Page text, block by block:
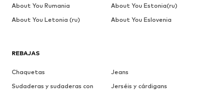
REBAJAS
Chaquetas
Jeans
Sudaderas y sudaderas con
Jerséis y cárdigans
About You Rumania
About You Estonia(ru)
About You Letonia (ru)
About You Eslovenia